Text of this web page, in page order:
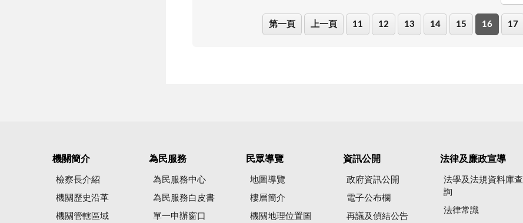
第一頁 上一頁 11 12 13 14 15 16 17
機關簡介
檢察長介紹
機關歷史沿革
機關管轄區域
為民服務
為民服務中心
為民服務白皮書
單一申辦窗口
民眾導覽
地圖導覽
樓層簡介
機關地理位置圖
資訊公開
政府資訊公開
電子公布欄
再議及偵結公告
法律及廉政宣導
法學及法規資料庫查
詢
法律常識